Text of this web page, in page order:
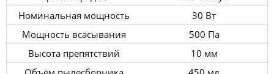
Номинальная мощность
30 Вт
Мощность всасывания
500 Па
Высота препятствий
10 мм